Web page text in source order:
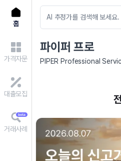
홈
가격자문
대출모집
거래사례
파이퍼 프로
PIPER Professional